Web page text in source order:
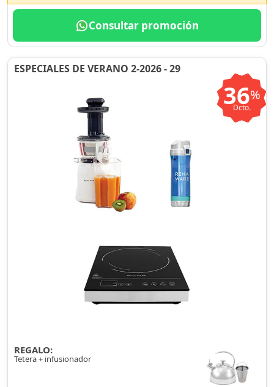
Consultar promoción
ESPECIALES DE VERANO 2-2026 - 29
36%
Dcto.
REGALO:
Tetera + infusionador